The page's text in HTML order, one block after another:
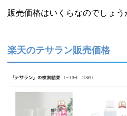
販売価格はいくらなのでしょう
楽天のテサラン販売価格